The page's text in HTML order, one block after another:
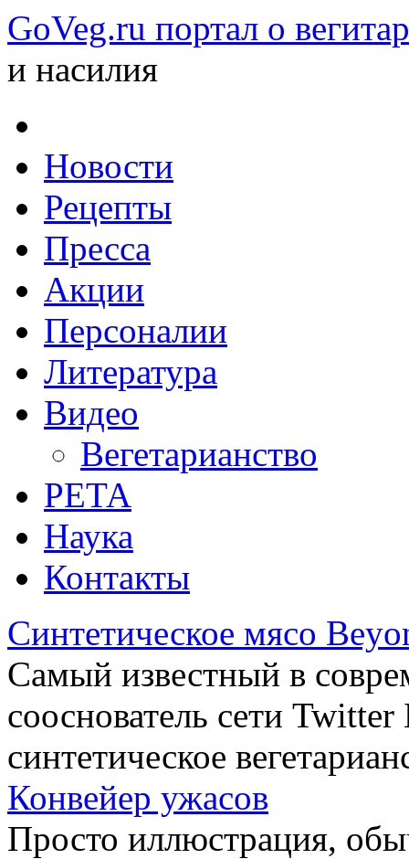
GoVeg.ru портал о
и насилия
Новости
Рецепты
Пресса
Акции
Персоналии
Литература
Видео
Вегетарианство
РЕТА
Наука
Контакты
Синтетическое мясо
Самый известный в
сооснователь сети
синтетическое
Конвейер ужасов
Просто иллюстрация,